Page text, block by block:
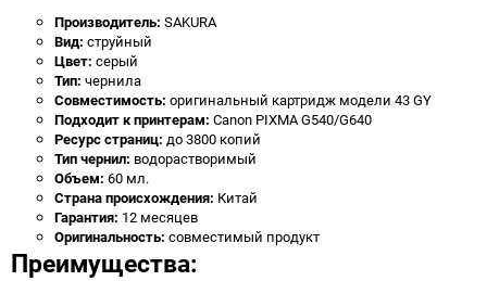
Производитель: SAKURA
Вид: струйный
Цвет: серый
Тип: чернила
Совместимость: оригинальный картридж модели 43 GY
Подходит к принтерам: Canon PIXMA G540/G640
Ресурс страниц: до 3800 копий
Тип чернил: водорастворимый
Объем: 60 мл.
Страна происхождения: Китай
Гарантия: 12 месяцев
Оригинальность: совместимый продукт
Преимущества: